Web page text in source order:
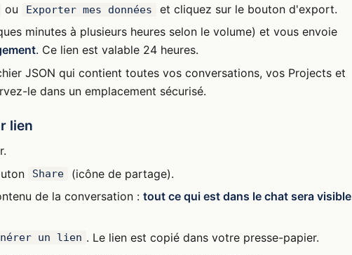
ou Exporter mes données
et cliquez sur le bouton d'export.
minutes à plusieurs heures selon le volume) et vous envoie
. Ce lien est valable 24 heures.
JSON qui contient toutes vos conversations, vos Projects et
le dans un emplacement sécurisé.
lien
Share
(icône de partage).
de la conversation :tout ce qui est dans le chat sera visible
un lien . Le lien est copié dans votre presse-papier.